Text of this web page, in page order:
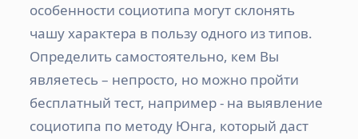
особенности социотипа могут склонять
чашу характера в пользу одного из типов.
Определить самостоятельно, кем Вы
являетесь – непросто, но можно пройти
бесплатный тест, например - на выявление
социотипа по методу Юнга, который даст